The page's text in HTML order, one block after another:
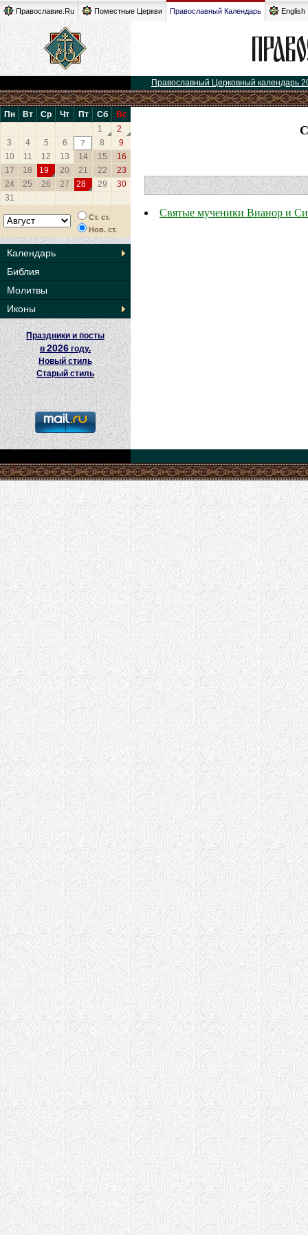
Православие.Ru Поместные Церкви Православный Календарь English
Православный Церковный календарь
Пн Вт Ср Чт Пт Сб
Вс
1
2
3
4 5 6 7 8
9
10
11 12 13 14 15
16
17
18 19 20 21 22
23
24
25 26 27 28 29
30
31
Ст. ст.
Нов. ст.
Календарь
Библия
Молитвы
Иконы
Праздники и посты
в2026 году.
Новый стиль
Старый стиль
Святые мученики Вианор и